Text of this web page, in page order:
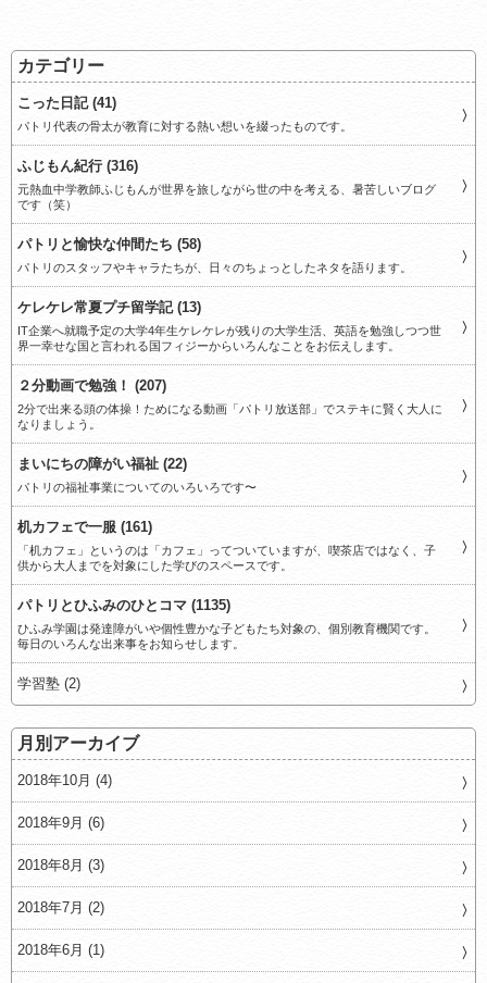
カテゴリー
こった日記 (41)
パトリ代表の骨太が教育に対する熱い想いを綴ったものです。
ふじもん紀行 (316)
元熱血中学教師ふじもんが世界を旅しながら世の中を考える、暑苦しいブログ
です（笑）
パトリと愉快な仲間たち (58)
パトリのスタッフやキャラたちが、日々のちょっとしたネタを語ります。
ケレケレ常夏プチ留学記 (13)
IT企業へ就職予定の大学4年生ケレケレが残りの大学生活、英語を勉強しつつ世
界一幸せな国と言われる国フィジーからいろんなことをお伝えします。
２分動画で勉強！ (207)
2分で出来る頭の体操！ためになる動画「パトリ放送部」でステキに賢く大人に
なりましょう。
まいにちの障がい福祉 (22)
パトリの福祉事業についてのいろいろです〜
机カフェで一服 (161)
「机カフェ」というのは「カフェ」ってついていますが、喫茶店ではなく、子
供から大人までを対象にした学びのスペースです。
パトリとひふみのひとコマ (1135)
ひふみ学園は発達障がいや個性豊かな子どもたち対象の、個別教育機関です。
毎日のいろんな出来事をお知らせします。
学習塾 (2)
月別アーカイブ
2018年10月 (4)
2018年9月 (6)
2018年8月 (3)
2018年7月 (2)
2018年6月 (1)